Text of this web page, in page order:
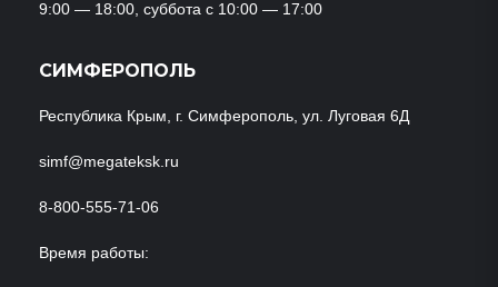
9:00 — 18:00, суббота с 10:00 — 17:00
СИМФЕРОПОЛЬ
Республика Крым, г. Симферополь, ул. Луговая 6Д
simf@megateksk.ru
8-800-555-71-06
Время работы: